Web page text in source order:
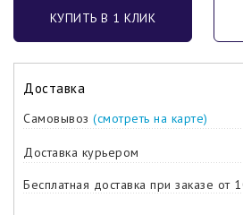
КУПИТЬ В 1 КЛИК
Доставка
Самовывоз (смотреть на карте)
Доставка курьером
Бесплатная доставка при заказе от